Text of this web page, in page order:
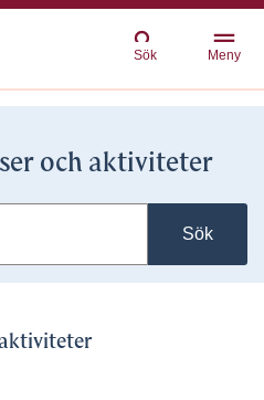
Sök Meny
och aktiviteter
Sök